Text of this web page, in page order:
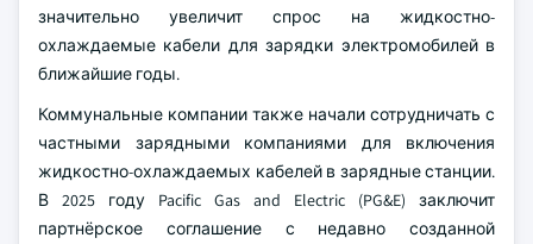
значительно увеличит спрос на жидкостно-
охлаждаемые кабели для зарядки электромобилей в
ближайшие годы.
Коммунальные компании также начали сотрудничать с
частными зарядными компаниями для включения
жидкостно-охлаждаемых кабелей в зарядные станции.
В 2025 году Pacific Gas and Electric (PG&E) заключит
партнёрское соглашение с недавно созданной